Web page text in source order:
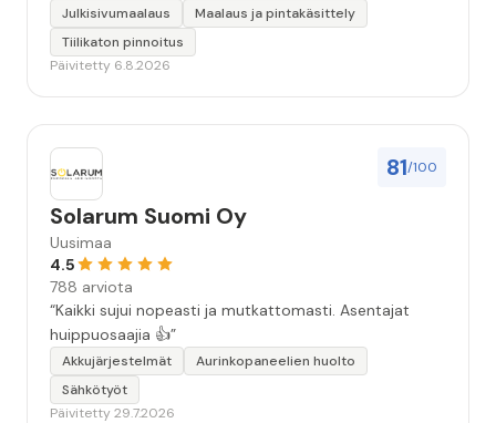
värin erot mitä en huomannut. Hyvä toki että siinä
kohtaa huomattu mutta toki optimaalisessa
tilanteessa myyjä olisi jo kiinnittänyt tähän huomiota.
kokonaisuus hyvä ja varmasti tulevaisuudessakin
mahdollisuus että palveluita käytän”
Julkisivumaalaus
Maalaus ja pintakäsittely
Tiilikaton pinnoitus
Päivitetty 6.8.2026
81/100
Solarum Suomi Oy
Uusimaa
4.5
788 arviota
“Kaikki sujui nopeasti ja mutkattomasti. Asentajat
huippuosaajia 👍”
Akkujärjestelmät
Aurinkopaneelien huolto
Sähkötyöt
Päivitetty 29.7.2026